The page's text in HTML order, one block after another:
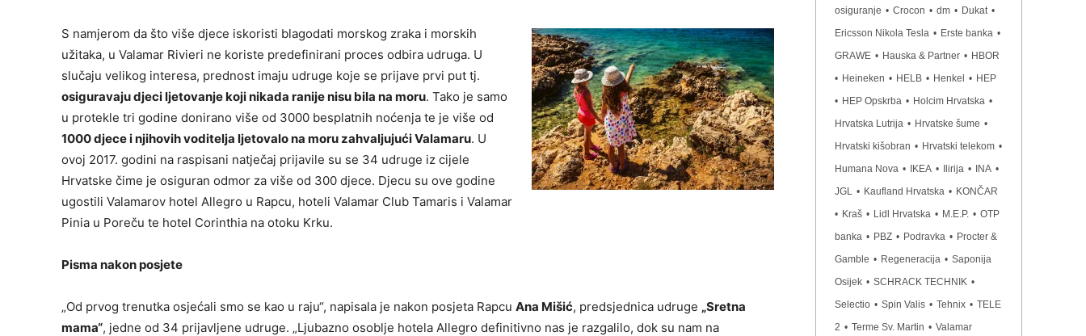
S namjerom da što više djece iskoristi blagodati morskog zraka i morskih
užitaka, u Valamar Rivieri ne koriste predefinirani proces odbira udruga. U
slučaju velikog interesa, prednost imaju udruge koje se prijave prvi put tj.
osiguravaju djeci ljetovanje koji nikada ranije nisu bila na moru. Tako je samo
u protekle tri godine donirano više od 3000 besplatnih noćenja te je više od
1000 djece i njihovih voditelja ljetovalo na moru zahvaljujući Valamaru. U
ovoj 2017. godini na raspisani natječaj prijavile su se 34 udruge iz cijele
Hrvatske čime je osiguran odmor za više od 300 djece. Djecu su ove godine
ugostili Valamarov hotel Allegro u Rapcu, hoteli Valamar Club Tamaris i Valamar
Pinia u Poreču te hotel Corinthia na otoku Krku.
Pisma nakon posjete
„Od prvog trenutka osjećali smo se kao u raju“, napisala je nakon posjeta Rapcu Ana Mišić, predsjednica udruge „Sretna
mama“, jedne od 34 prijavljene udruge. „Ljubazno osoblje hotela Allegro definitivno nas je razgalilo, dok su nam na
osiguranje • Crocon • dm • Dukat •
Ericsson Nikola Tesla • Erste banka •
GRAWE • Hauska & Partner • HBOR
• Heineken • HELB • Henkel • HEP
• HEP Opskrba • Holcim Hrvatska •
Hrvatska Lutrija • Hrvatske šume •
Hrvatski kišobran • Hrvatski telekom •
Humana Nova • IKEA • Ilirija • INA •
JGL • Kaufland Hrvatska • KONČAR
• Kraš • Lidl Hrvatska • M.E.P. • OTP
banka • PBZ • Podravka • Procter &
Gamble • Regeneracija • Saponija
Osijek • SCHRACK TECHNIK •
Selectio • Spin Valis • Tehnix • TELE
2 • Terme Sv. Martin • Valamar